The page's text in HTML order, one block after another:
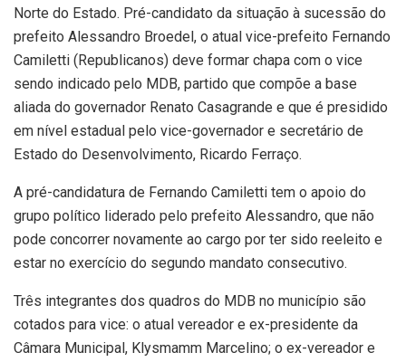
Norte do Estado. Pré-candidato da situação à sucessão do
prefeito Alessandro Broedel, o atual vice-prefeito Fernando
Camiletti (Republicanos) deve formar chapa com o vice
sendo indicado pelo MDB, partido que compõe a base
aliada do governador Renato Casagrande e que é presidido
em nível estadual pelo vice-governador e secretário de
Estado do Desenvolvimento, Ricardo Ferraço.
A pré-candidatura de Fernando Camiletti tem o apoio do
grupo político liderado pelo prefeito Alessandro, que não
pode concorrer novamente ao cargo por ter sido reeleito e
estar no exercício do segundo mandato consecutivo.
Três integrantes dos quadros do MDB no município são
cotados para vice: o atual vereador e ex-presidente da
Câmara Municipal, Klysmamm Marcelino; o ex-vereador e